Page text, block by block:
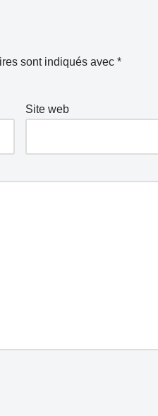
sont indiqués avec *
Site web